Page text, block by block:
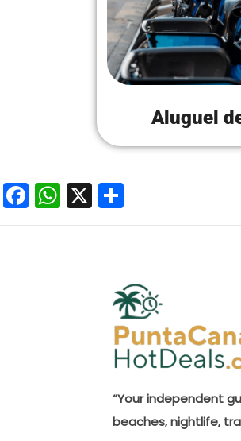
Aluguel
Facebook
WhatsApp
X
“Your independent
beaches, nightlife,